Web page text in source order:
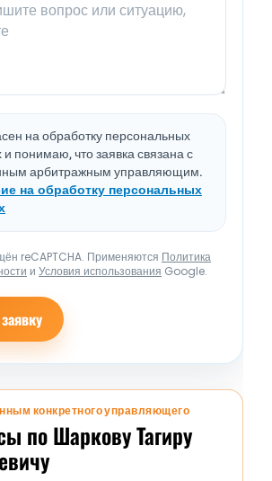
на обработку персональных
понимаю, что заявка связана с
арбитражным управляющим.
на обработку персональных
reCAPTCHA. Применяются Политика
и Условия использования Google.
конкретного управляющего
по Шаркову Тагиру